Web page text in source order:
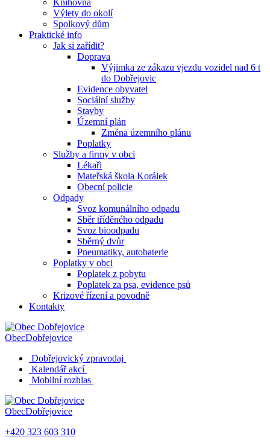
Knihovna
Výlety do okolí
Spolkový dům
Praktické info
Jak si zařídit?
Doprava
Výjimka ze zákazu vjezdu vozidel nad 6 t
do Dobřejovic
Evidence obyvatel
Sociální služby
Stavby
Územní plán
Změna územního plánu
Poplatky
Služby a firmy v obci
Lékaři
Mateřská škola Korálek
Obecní policie
Odpady
Svoz komunálního odpadu
Sběr tříděného odpadu
Svoz bioodpadu
Sběrný dvůr
Pneumatiky, autobaterie
Poplatky v obci
Poplatek z pobytu
Poplatek za psa, evidence psů
Krizové řízení a povodně
Kontakty
ObecDobřejovice
Dobřejovický zpravodaj
Kalendář akcí
Mobilní rozhlas
ObecDobřejovice
+420 323 603 310